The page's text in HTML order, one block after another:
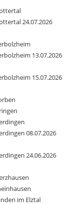
24.07.2026
13.07.2026
15.07.2026
08.07.2026
24.06.2026
im Elztal